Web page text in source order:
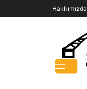
Hakkımızda